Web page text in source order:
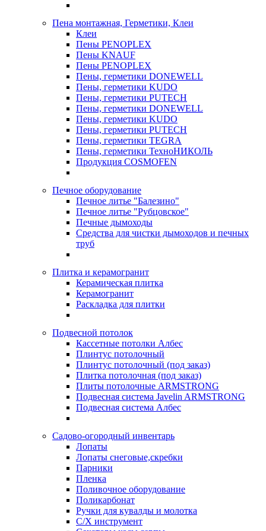
Пена монтажная, Герметики, Клеи
Клеи
Пены PENOPLEX
Пены KNAUF
Пены PENOPLEX
Пены, герметики DONEWELL
Пены, герметики KUDO
Пены, герметики PUTECH
Пены, герметики DONEWELL
Пены, герметики KUDO
Пены, герметики PUTECH
Пены, герметики TEGRA
Пены, герметики ТехноНИКОЛЬ
Продукция COSMOFEN
Печное оборудование
Печное литье "Балезино"
Печное литье "Рубцовское"
Печные дымоходы
Средства для чистки дымоходов и печных
труб
Плитка и керамогранит
Керамическая плитка
Керамогранит
Раскладка для плитки
Подвесной потолок
Кассетные потолки Албес
Плинтус потолочный
Плинтус потолочный (под заказ)
Плитка потолочная (под заказ)
Плиты потолочные ARMSTRONG
Подвесная система Javelin ARMSTRONG
Подвесная система Албес
Садово-огородный инвентарь
Лопаты
Лопаты снеговые,скребки
Парники
Пленка
Поливочное оборудование
Поликарбонат
Ручки для кувалды и молотка
С/Х инструмент